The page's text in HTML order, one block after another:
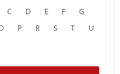
C D E F
G
P R S T
U